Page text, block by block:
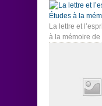
La lettre et
à la mémoire